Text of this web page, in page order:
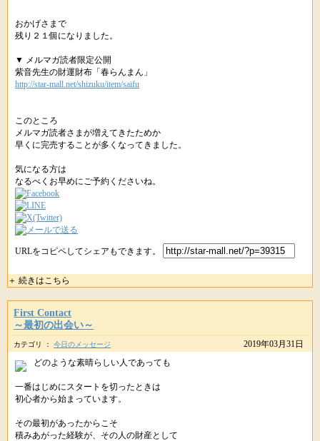
おかげさまで
残り２１個になりました。
▼ メルマガ読者限定公開
紫音先生の財運財布「春らんまん」
http://star-mall.net/shizuku/item/saifu
このところ
メルマガ読者さまが増えてきたためか
早くに完売することが多くなってきました。
気になる方は
なるべくお早めにご予約くださいね。
URLをコピペしてシェアもできます。
＋ 続きはこちら
First Contact
～最初の出会い～
カテゴリ ：今日のメッセージ
2019年03月31日
どのような素晴らしい人であっても
一番はじめにスタートを切ったときは
初心者から始まっています。
その最初があったからこそ
積みあがった経験が、その人の財産として